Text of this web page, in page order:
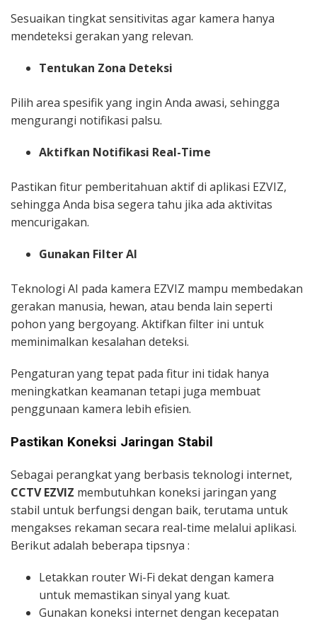
Sesuaikan tingkat sensitivitas agar kamera hanya
mendeteksi gerakan yang relevan.
Tentukan Zona Deteksi
Pilih area spesifik yang ingin Anda awasi, sehingga
mengurangi notifikasi palsu.
Aktifkan Notifikasi Real-Time
Pastikan fitur pemberitahuan aktif di aplikasi EZVIZ,
sehingga Anda bisa segera tahu jika ada aktivitas
mencurigakan.
Gunakan Filter AI
Teknologi AI pada kamera EZVIZ mampu membedakan
gerakan manusia, hewan, atau benda lain seperti
pohon yang bergoyang. Aktifkan filter ini untuk
meminimalkan kesalahan deteksi.
Pengaturan yang tepat pada fitur ini tidak hanya
meningkatkan keamanan tetapi juga membuat
penggunaan kamera lebih efisien.
Pastikan Koneksi Jaringan Stabil
Sebagai perangkat yang berbasis teknologi internet,
CCTV EZVIZ membutuhkan koneksi jaringan yang
stabil untuk berfungsi dengan baik, terutama untuk
mengakses rekaman secara real-time melalui aplikasi.
Berikut adalah beberapa tipsnya :
Letakkan router Wi-Fi dekat dengan kamera
untuk memastikan sinyal yang kuat.
Gunakan koneksi internet dengan kecepatan